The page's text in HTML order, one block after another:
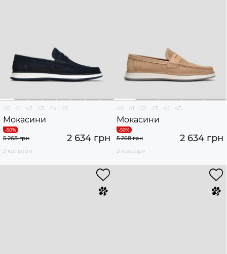
40 41 42 43 44 45
Мокасини
2 634 грн
5 268 грн
3 кольори
40 41 42 43 44 45
Мокасини
2 634 грн
5 268 грн
3 кольори